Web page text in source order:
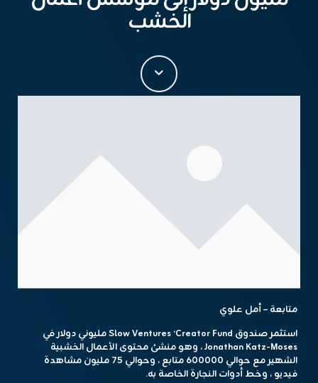
الخشب
متابعة – أمل علوي
استثمر صندوق Slow Ventures ‘Creator Fund مليوني دولار في
Jonathan Katz-Moses ، وهو منشئ محتوى الأعمال الخشبية
الشهير مع حوالي 600000 متابع ، وحوالي 75 مليون مشاهدة
فيديو ، وخط أدوات النجارة الخاصة به.